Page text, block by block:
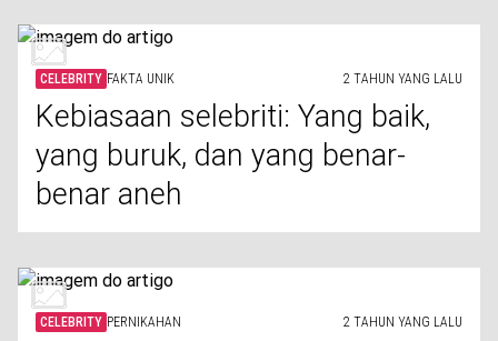
CELEBRITY FAKTA UNIK 2 TAHUN YANG LALU
Kebiasaan selebriti: Yang baik,
yang buruk, dan yang benar-
benar aneh
CELEBRITY PERNIKAHAN 2 TAHUN YANG LALU